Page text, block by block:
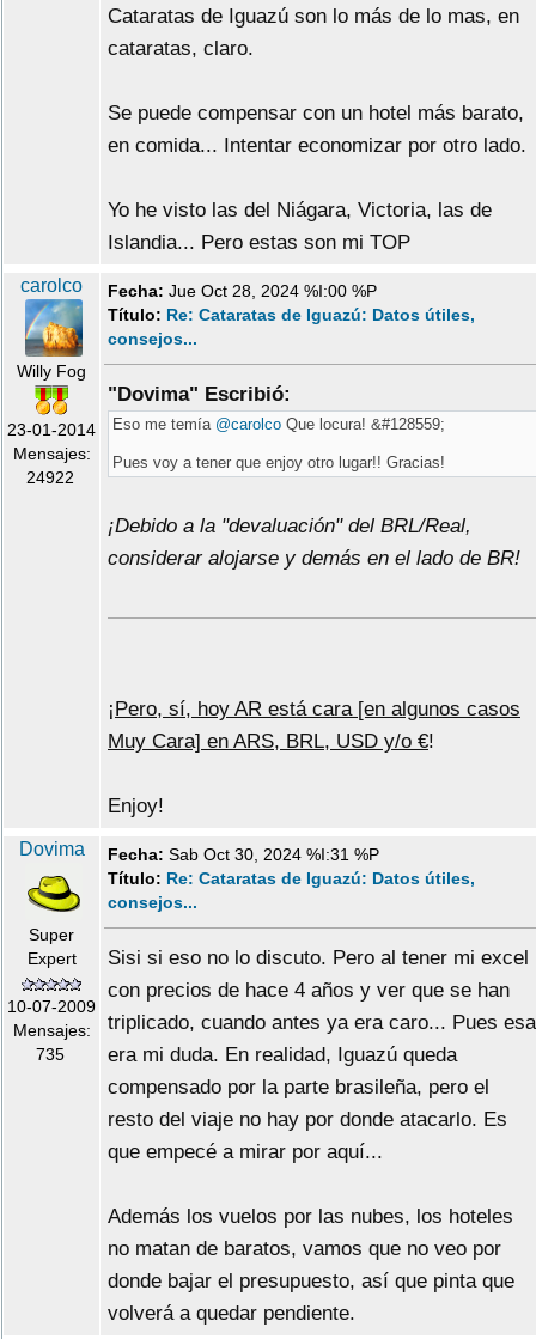
Cataratas de Iguazú son lo más de lo mas, en
cataratas, claro.
Se puede compensar con un hotel más barato,
en comida... Intentar economizar por otro lado.
Yo he visto las del Niágara, Victoria, las de
Islandia... Pero estas son mi TOP
carolco
Willy Fog
23-01-2014
Mensajes:
24922
Fecha: Jue Oct 28, 2024 %I:00 %P
Título: Re: Cataratas de Iguazú: Datos útiles,
consejos...
"Dovima" Escribió:
Eso me temía @carolco Que locura! &#128559;
Pues voy a tener que enjoy otro lugar!! Gracias!
¡Debido a la "devaluación" del BRL/Real,
considerar alojarse y demás en el lado de BR!
¡ Pero, sí, hoy AR está cara [en algunos casos
Muy Cara] en ARS, BRL, USD y/o €!
Enjoy!
Dovima
Super
Expert
10-07-2009
Mensajes:
735
Fecha: Sab Oct 30, 2024 %I:31 %P
Título: Re: Cataratas de Iguazú: Datos útiles,
consejos...
Sisi si eso no lo discuto. Pero al tener mi excel
con precios de hace 4 años y ver que se han
triplicado, cuando antes ya era caro... Pues esa
era mi duda. En realidad, Iguazú queda
compensado por la parte brasileña, pero el
resto del viaje no hay por donde atacarlo. Es
que empecé a mirar por aquí...
Además los vuelos por las nubes, los hoteles
no matan de baratos, vamos que no veo por
donde bajar el presupuesto, así que pinta que
volverá a quedar pendiente.